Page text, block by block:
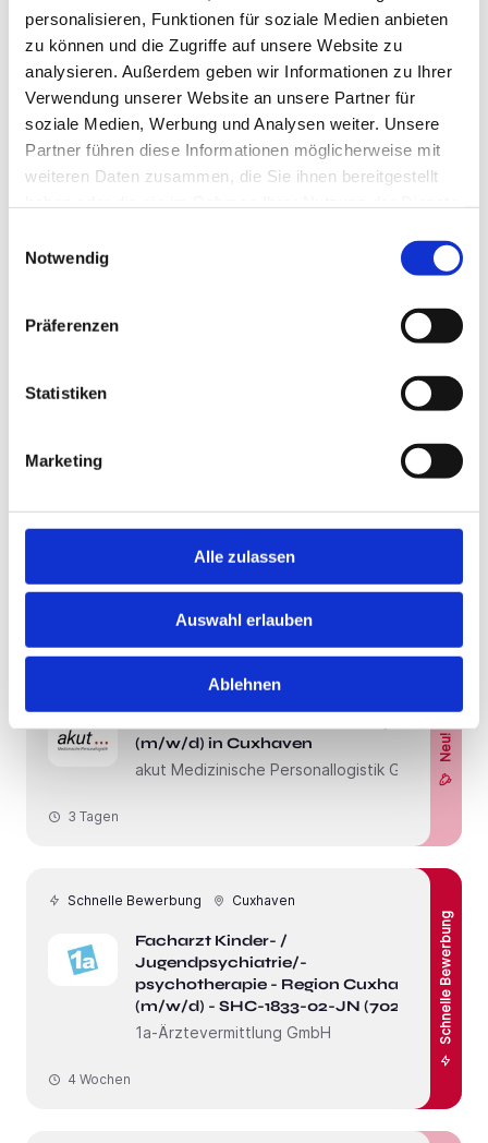
personalisieren, Funktionen für soziale Medien anbieten
zu können und die Zugriffe auf unsere Website zu
analysieren. Außerdem geben wir Informationen zu Ihrer
Verwendung unserer Website an unsere Partner für
soziale Medien, Werbung und Analysen weiter. Unsere
Partner führen diese Informationen möglicherweise mit
weiteren Daten zusammen, die Sie ihnen bereitgestellt
Notwendig
Präferenzen
Statistiken
Marketing
Alle zulassen
Auswahl erlauben
Ablehnen
Schnelle Bewerbung Neu! Cuxhaven
Altenpfleger (m/w/d) in Cuxhaven
3 Tagen
akut Medizinische Personallogistik GmbH
Neu!
Schnelle Bewerbung
Otterndorf
akut Medizinische Personallogistik GmbH
Neu!
3 Tagen
Neu!
(m/w/d) in Cuxhaven
akut Medizinische Personallogistik GmbH
Neu!
3 Tagen
Schnelle Bewerbung Cuxhaven
Facharzt Kinder- /
Jugendpsychiatrie/-
psychotherapie - Region Cuxhaven
(m/w/d) - SHC-1833-02-JN (7023)
1a-Ärztevermittlung GmbH
Schnelle Bewerbung
4 Wochen